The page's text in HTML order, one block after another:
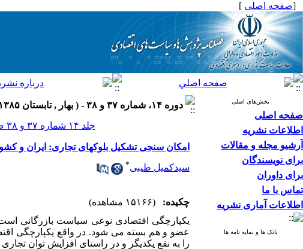
[صفحه اصلی ]
بخش‌های اصلی
صفحه اصلی
اطلاعات نشریه
آرشیو مجله و مقالات
برای نویسندگان
برای داوران
تماس با ما
اطلاعات آماری نشریه
بانک ها و نمایه نامه ها
دوره ۱۴، شماره ۳۷ و ۳۸ - ( بهار , تابستان ۱۳۸۵ )
جلد ۱۴ شماره ۳۷ و ۳۸ صفحات ۸۴-۶۹
امکان سنجی تشکیل بلوکهای تجاری: ایران و
سیدکمیل طیبی*
چکیده:
(۱۵۱۶۶ مشاهده)
یکپارچگی اقتصادی نوعی سیاست بازرگانی
عضو و هم بسته می شود. در واقع یکپارچگی
را به نفع یکدیگر و در راستای افزایش توان